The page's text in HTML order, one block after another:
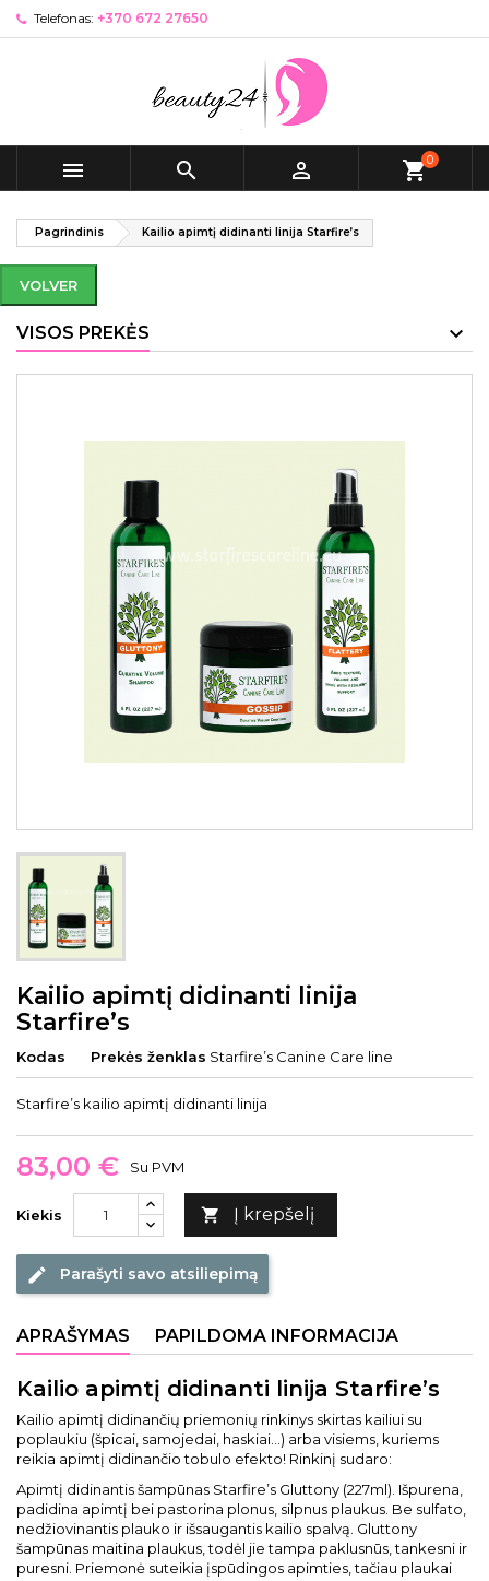
Telefonas: +370 672 27650
   shopping_cart0
Pagrindinis Kailio apimtį didinanti linija Starfire’s
VOLVER
VISOS PREKĖS
Kailio apimtį didinanti linija
Starfire’s
Kodas Prekės ženklas Starfire’s Canine Care line
Starfire’s kailio apimtį didinanti linija
83,00 € Su PVM
Kiekis  Į krepšelį
edit Parašyti savo atsiliepimą
APRAŠYMAS PAPILDOMA INFORMACIJA
Kailio apimtį didinanti linija Starfire’s
Kailio apimtį didinančių priemonių rinkinys skirtas kailiui su
poplaukiu (špicai, samojedai, haskiai…) arba visiems, kuriems
reikia apimtį didinančio tobulo efekto! Rinkinį sudaro:
Apimtį didinantis šampūnas Starfire’s Gluttony (227ml). Išpurena,
padidina apimtį bei pastorina plonus, silpnus plaukus. Be sulfato,
nedžiovinantis plauko ir išsaugantis kailio spalvą. Gluttony
šampūnas maitina plaukus, todėl jie tampa paklusnūs, tankesni ir
puresni. Priemonė suteikia įspūdingos apimties, tačiau plaukai